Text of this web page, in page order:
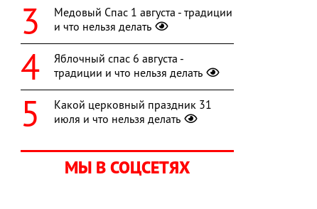
Медовый Спас 1 августа - традиции
и что нельзя делать
Яблочный спас 6 августа -
традиции и что нельзя делать
Какой церковный праздник 31
июля и что нельзя делать
МЫ В СОЦСЕТЯХ